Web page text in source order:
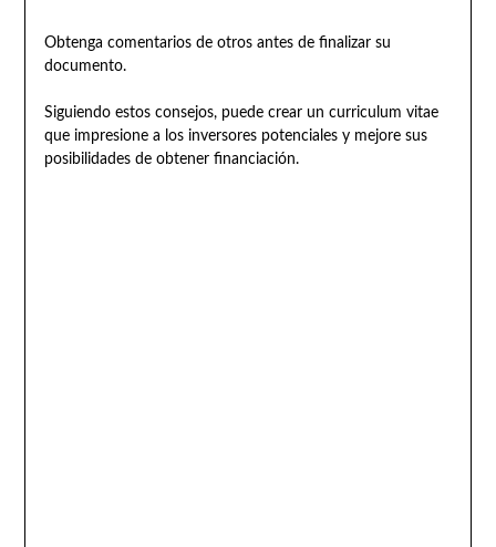
Obtenga comentarios de otros antes de finalizar su
documento.
Siguiendo estos consejos, puede crear un curriculum vitae
que impresione a los inversores potenciales y mejore sus
posibilidades de obtener financiación.